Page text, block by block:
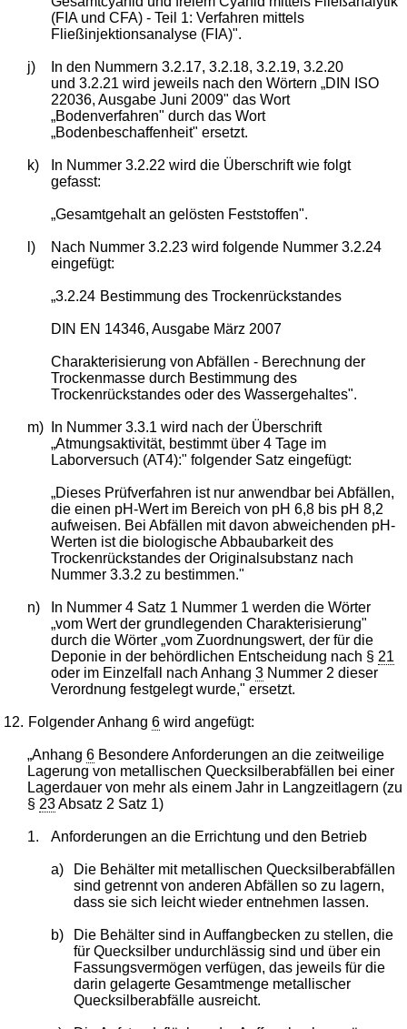
(FIA und CFA) - Teil 1: Verfahren mittels
Fließinjektionsanalyse (FIA)".
j)
In den Nummern 3.2.17, 3.2.18, 3.2.19, 3.2.20
und 3.2.21 wird jeweils nach den Wörtern „DIN ISO
22036, Ausgabe Juni 2009" das Wort
„Bodenverfahren" durch das Wort
„Bodenbeschaffenheit" ersetzt.
k)
In Nummer 3.2.22 wird die Überschrift wie folgt
gefasst:
„Gesamtgehalt an gelösten Feststoffen".
l)
Nach Nummer 3.2.23 wird folgende Nummer 3.2.24
eingefügt:
„3.2.24 Bestimmung des Trockenrückstandes
DIN EN 14346, Ausgabe März 2007
Charakterisierung von Abfällen - Berechnung der
Trockenmasse durch Bestimmung des
Trockenrückstandes oder des Wassergehaltes".
m)
In Nummer 3.3.1 wird nach der Überschrift
„Atmungsaktivität, bestimmt über 4 Tage im
Laborversuch (AT4):" folgender Satz eingefügt:
„Dieses Prüfverfahren ist nur anwendbar bei Abfällen,
die einen pH-Wert im Bereich von pH 6,8 bis pH 8,2
aufweisen. Bei Abfällen mit davon abweichenden pH-
Werten ist die biologische Abbaubarkeit des
Trockenrückstandes der Originalsubstanz nach
Nummer 3.3.2 zu bestimmen."
n)
In Nummer 4 Satz 1 Nummer 1 werden die Wörter
„vom Wert der grundlegenden Charakterisierung"
durch die Wörter „vom Zuordnungswert, der für die
Deponie in der behördlichen Entscheidung nach § 21
oder im Einzelfall nach Anhang 3Nummer 2 dieser
Verordnung festgelegt wurde," ersetzt.
12. Folgender Anhang6 wird angefügt:
„Anhang6 Besondere Anforderungen an die zeitweilige
Lagerung von metallischen Quecksilberabfällen bei einer
Lagerdauer von mehr als einem Jahr in Langzeitlagern (zu
§ 23Absatz 2 Satz 1)
1. Anforderungen an die Errichtung und den Betrieb
a)
Die Behälter mit metallischen Quecksilberabfällen
sind getrennt von anderen Abfällen so zu lagern,
dass sie sich leicht wieder entnehmen lassen.
b)
Die Behälter sind in Auffangbecken zu stellen, die
für Quecksilber undurchlässig sind und über ein
Fassungsvermögen verfügen, das jeweils für die
darin gelagerte Gesamtmenge metallischer
Quecksilberabfälle ausreicht.